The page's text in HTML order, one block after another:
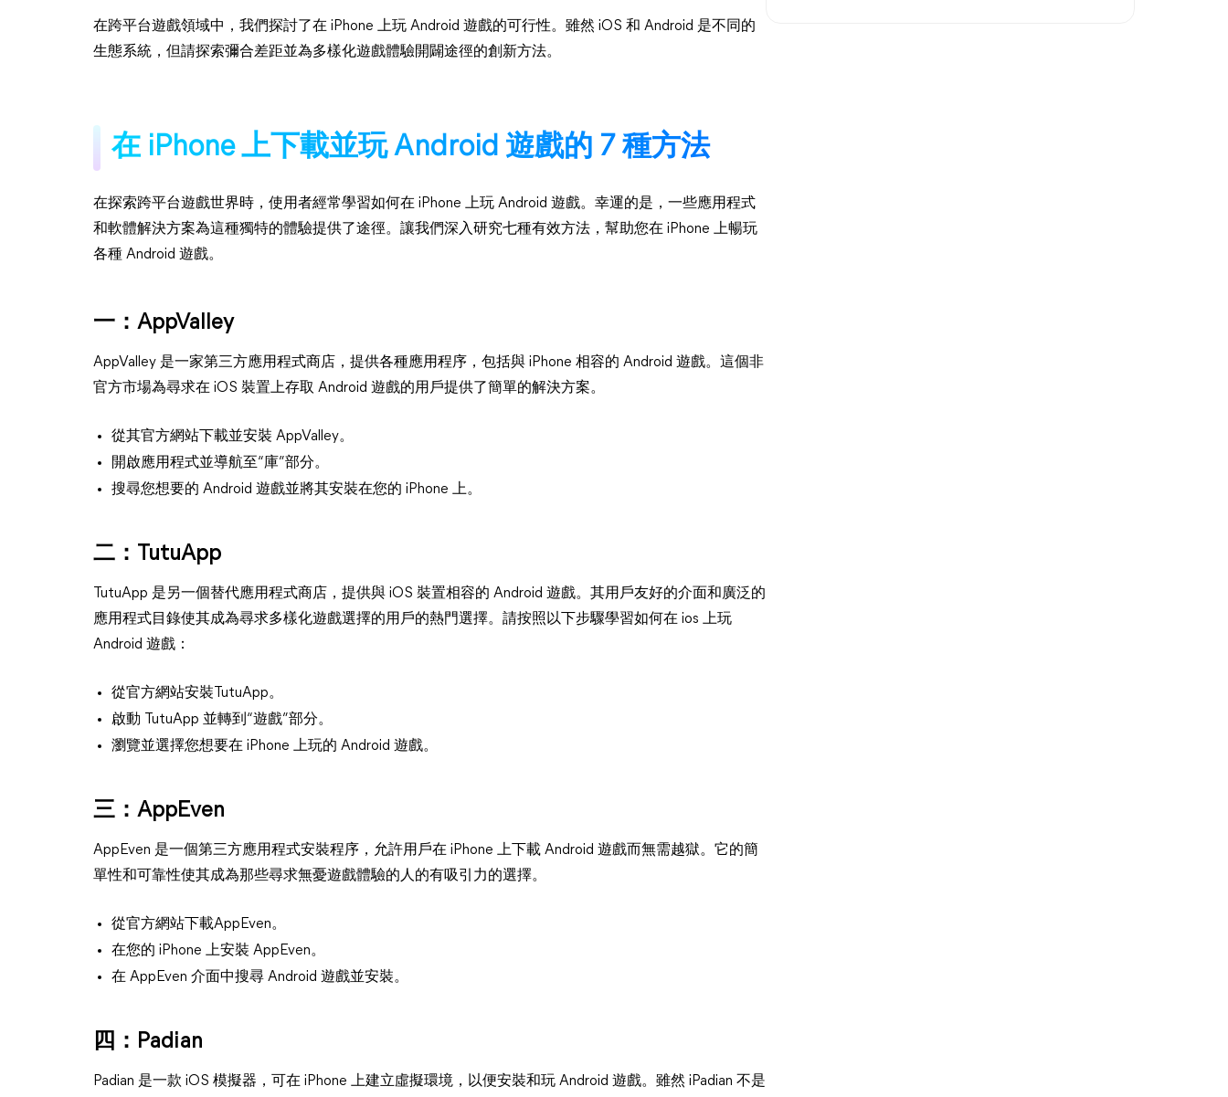
在跨平台遊戲領域中，我們探討了在 iPhone 上玩 Android 遊戲的可行性。雖然 iOS 和 Android 是不同的
生態系統，但請探索彌合差距並為多樣化遊戲體驗開闢途徑的創新方法。
在 iPhone 上下載並玩 Android 遊戲的 7 種方法
在探索跨平台遊戲世界時，使用者經常學習如何在 iPhone 上玩 Android 遊戲。幸運的是，一些應用程式
和軟體解決方案為這種獨特的體驗提供了途徑。讓我們深入研究七種有效方法，幫助您在 iPhone 上暢玩
各種 Android 遊戲。
一：AppValley
AppValley 是一家第三方應用程式商店，提供各種應用程序，包括與 iPhone 相容的 Android 遊戲。這個非
官方市場為尋求在 iOS 裝置上存取 Android 遊戲的用戶提供了簡單的解決方案。
從其官方網站下載並安裝 AppValley。
開啟應用程式並導航至“庫”部分。
搜尋您想要的 Android 遊戲並將其安裝在您的 iPhone 上。
二：TutuApp
TutuApp 是另一個替代應用程式商店，提供與 iOS 裝置相容的 Android 遊戲。其用戶友好的介面和廣泛的
應用程式目錄使其成為尋求多樣化遊戲選擇的用戶的熱門選擇。請按照以下步驟學習如何在 ios 上玩
Android 遊戲：
從官方網站安裝TutuApp。
啟動 TutuApp 並轉到“遊戲”部分。
瀏覽並選擇您想要在 iPhone 上玩的 Android 遊戲。
三：AppEven
AppEven 是一個第三方應用程式安裝程序，允許用戶在 iPhone 上下載 Android 遊戲而無需越獄。它的簡
單性和可靠性使其成為那些尋求無憂遊戲體驗的人的有吸引力的選擇。
從官方網站下載AppEven。
在您的 iPhone 上安裝 AppEven。
在 AppEven 介面中搜尋 Android 遊戲並安裝。
四：Padian
Padian 是一款 iOS 模擬器，可在 iPhone 上建立虛擬環境，以便安裝和玩 Android 遊戲。雖然 iPadian 不是